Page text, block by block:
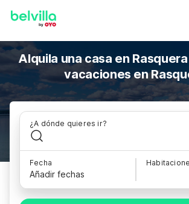
Alquila una casa en
vacaciones en
¿A dónde quieres ir?
Fecha
Añadir fechas